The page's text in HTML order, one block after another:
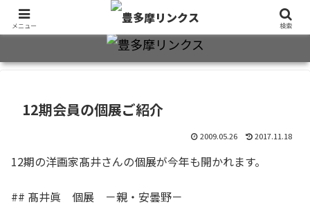
旧制十三中・都立豊多摩高卒業生2万7千人のための同窓会公式サイト
12期会員の個展ご紹介
2009.05.26 2017.11.18
12期の洋画家髙井さんの個展が今年も開かれます。
## 髙井眞 個展 －親・安曇野－
メニュー 検索